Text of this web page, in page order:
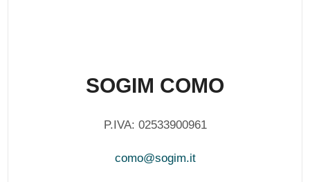
SOGIM COMO
P.IVA: 02533900961
como@sogim.it